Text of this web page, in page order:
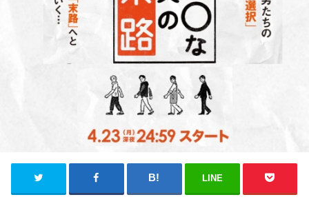
LINE